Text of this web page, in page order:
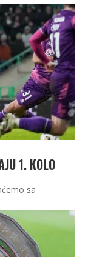
1. KOLO
sa